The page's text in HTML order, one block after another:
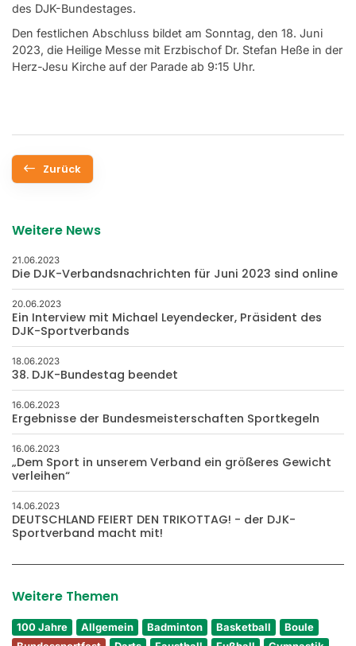
des DJK-Bundestages.
Den festlichen Abschluss bildet am Sonntag, den 18. Juni
2023, die Heilige Messe mit Erzbischof Dr. Stefan Heße in der
Herz-Jesu Kirche auf der Parade ab 9:15 Uhr.
Zurück
Weitere News
21.06.2023
Die DJK-Verbandsnachrichten für Juni 2023 sind online
20.06.2023
Ein Interview mit Michael Leyendecker, Präsident des
DJK-Sportverbands
18.06.2023
38. DJK-Bundestag beendet
16.06.2023
Ergebnisse der Bundesmeisterschaften Sportkegeln
16.06.2023
„Dem Sport in unserem Verband ein größeres Gewicht
verleihen“
14.06.2023
DEUTSCHLAND FEIERT DEN TRIKOTTAG! - der DJK-
Sportverband macht mit!
Weitere Themen
100 Jahre Allgemein Badminton Basketball
Boule